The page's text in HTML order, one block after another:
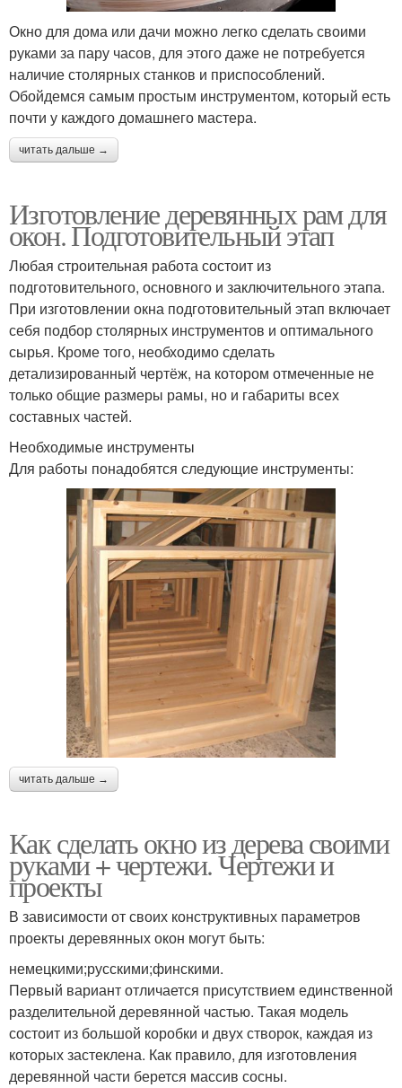
Окно для дома или дачи можно легко сделать своими
руками за пару часов, для этого даже не потребуется
наличие столярных станков и приспособлений.
Обойдемся самым простым инструментом, который есть
почти у каждого домашнего мастера.
читать дальше →
Изготовление деревянных рам для
окон. Подготовительный этап
Любая строительная работа состоит из
подготовительного, основного и заключительного этапа.
При изготовлении окна подготовительный этап включает
себя подбор столярных инструментов и оптимального
сырья. Кроме того, необходимо сделать
детализированный чертёж, на котором отмеченные не
только общие размеры рамы, но и габариты всех
составных частей.
Необходимые инструменты
Для работы понадобятся следующие инструменты:
читать дальше →
Как сделать окно из дерева своими
руками + чертежи. Чертежи и
проекты
В зависимости от своих конструктивных параметров
проекты деревянных окон могут быть:
немецкими;русскими;финскими.
Первый вариант отличается присутствием единственной
разделительной деревянной частью. Такая модель
состоит из большой коробки и двух створок, каждая из
которых застеклена. Как правило, для изготовления
деревянной части берется массив сосны.